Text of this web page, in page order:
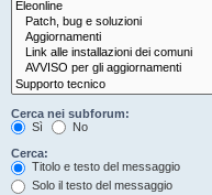
Cerca nei subforum:
Sì
No
Cerca:
Titolo e testo del messaggio
Solo il testo del messaggio